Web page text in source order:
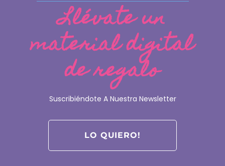
Llévate un
material digital
de regalo
Suscribiéndote A Nuestra Newsletter
LO QUIERO!